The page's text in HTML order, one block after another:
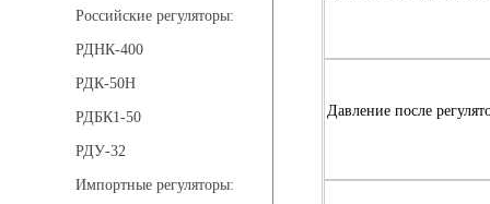
Российские регуляторы:
РДНК-400
РДК-50Н
РДБК1-50
РДУ-32
Импортные регуляторы:
Давление после